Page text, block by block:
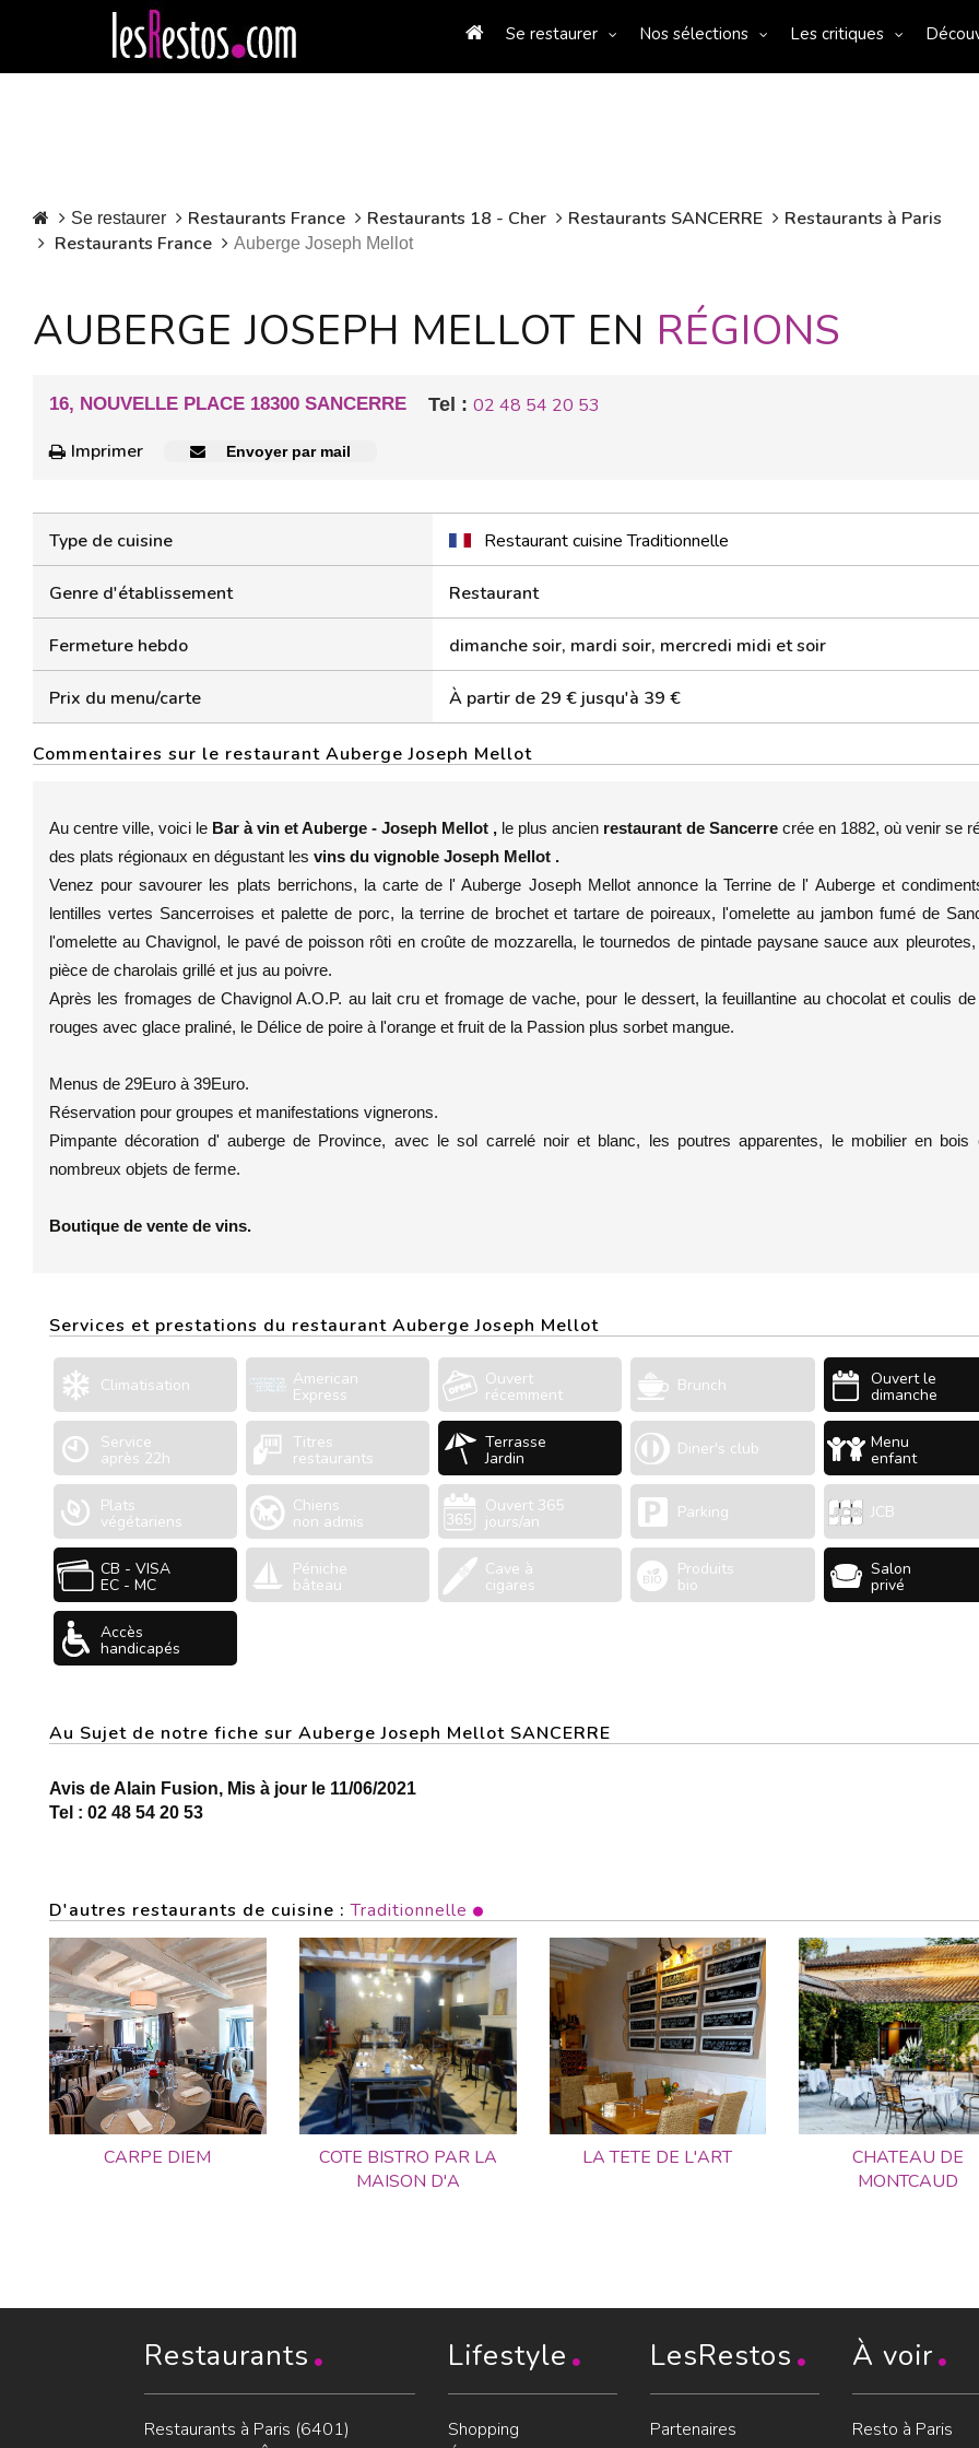
Se restaurer Nos sélections Les critiques
Se restaurer Restaurants France Restaurants 18 - Cher Restaurants SANCERRE
Restaurants à Paris
Restaurants France
Auberge Joseph Mellot
AUBERGE JOSEPH MELLOT EN RÉGIONS
16, NOUVELLE PLACE 18300 SANCERRE Tel : 02 48 54 20 53
Imprimer
Envoyer par mail
Type de cuisine Restaurant cuisine Traditionnelle
Genre d'établissement Restaurant
Fermeture hebdo dimanche soir, mardi soir, mercredi midi et soir
Prix du menu/carte À partir de 29 € jusqu'à 39 €
Commentaires sur le restaurant Auberge Joseph Mellot
Au centre ville, voici le Bar à vin et Auberge - Joseph Mellot , le plus ancien restaurant de Sancerre crée en 1882, où venir se
des plats régionaux en dégustant les vins du vignoble Joseph Mellot .
Venez pour savourer les plats berrichons, la carte de l' Auberge Joseph Mellot annonce la Terrine de l' Auberge et
lentilles vertes Sancerroises et palette de porc, la terrine de brochet et tartare de poireaux, l'omelette au jambon fumé de
l'omelette au Chavignol, le pavé de poisson rôti en croûte de mozzarella, le tournedos de pintade paysane sauce aux
pièce de charolais grillé et jus au poivre.
Après les fromages de Chavignol A.O.P. au lait cru et fromage de vache, pour le dessert, la feuillantine au chocolat et coulis de
rouges avec glace praliné, le Délice de poire à l'orange et fruit de la Passion plus sorbet mangue.
Menus de 29Euro à 39Euro.
Réservation pour groupes et manifestations vignerons.
Pimpante décoration d' auberge de Province, avec le sol carrelé noir et blanc, les poutres apparentes, le mobilier en bois
nombreux objets de ferme.
Boutique de vente de vins.
Services et prestations du restaurant Auberge Joseph Mellot
Climatisation American
Express
Ouvert
récemment Brunch Ouvert le
dimanche
Service
après 22h
Titres
restaurants
Terrasse
Jardin Diner's club Menu
enfant
Plats
végétariens
Chiens
non admis
Ouvert 365
jours/an Parking JCB
CB - VISA
EC - MC
Péniche
bâteau
Cave à
cigares
Produits
bio
Salon
privé
Accès
handicapés
Au Sujet de notre fiche sur Auberge Joseph Mellot SANCERRE
Avis de Alain Fusion, Mis à jour le 11/06/2021
Tel : 02 48 54 20 53
D'autres restaurants de cuisine :Traditionnelle
CARPE DIEM
COTE BISTRO PAR LA
MAISON D'A
LA TETE DE L'ART
CHATEAU DE
MONTCAUD
Restaurants
Restaurants à Paris (6401)
Lifestyle
Shopping
LesRestos
Partenaires
À voir
Resto à Paris